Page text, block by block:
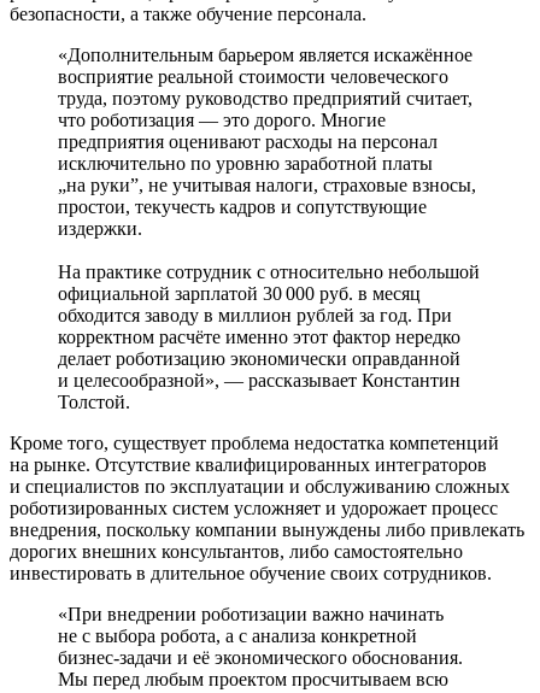
безопасности, а также обучение персонала.
«Дополнительным барьером является искажённое
восприятие реальной стоимости человеческого
труда, поэтому руководство предприятий считает,
что роботизация — это дорого. Многие
предприятия оценивают расходы на персонал
исключительно по уровню заработной платы
„на руки”, не учитывая налоги, страховые взносы,
простои, текучесть кадров и сопутствующие
издержки.
На практике сотрудник с относительно небольшой
официальной зарплатой 30 000 руб. в месяц
обходится заводу в миллион руб­лей за год. При
корректном расчёте именно этот фактор нередко
делает роботизацию экономически оправданной
и целесообразной», — рассказывает Константин
Толстой.
Кроме того, существует проблема недостатка компетенций
на рынке. Отсутствие квалифицированных интеграторов
и специалистов по эксплуатации и обслуживанию сложных
роботизированных систем усложняет и удорожает процесс
внедрения, поскольку компании вынуждены либо привлекать
дорогих внешних консультантов, либо самостоятельно
инвестировать в длительное обучение своих сотрудников.
«При внедрении роботизации важно начинать
не с выбора робота, а с анализа конкретной
бизнес-­задачи и её экономического обоснования.
Мы перед любым проектом просчитываем всю